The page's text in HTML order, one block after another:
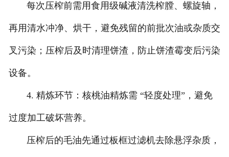
每次压榨前需用食用级碱液清洗榨膛、螺旋轴，
再用清水冲净、烘干，避免残留的前批次油或杂质交
叉污染；压榨后及时清理饼渣，防止饼渣霉变后污染
设备。
4. 精炼环节：核桃油精炼需 “轻度处理”，避免
过度加工破坏营养。
压榨后的毛油先通过板框过滤机去除悬浮杂质，